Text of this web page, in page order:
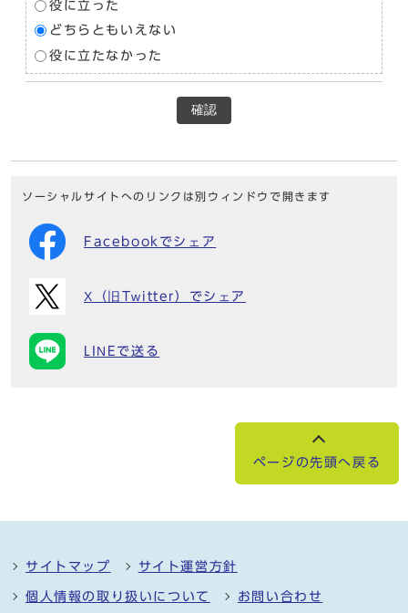
役に立った
どちらともいえない
役に立たなかった
確認
ソーシャルサイトへのリンクは別ウィンドウで開きます
Facebookでシェア
X（旧Twitter）でシェア
LINEで送る
ページの先頭へ戻る
サイトマップ サイト運営方針
個人情報の取り扱いについて お問い合わせ